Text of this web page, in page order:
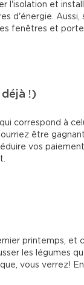
l'isolation et
d'énergie.
fenêtres et
!)
correspond à
être
vos
printemps, et
les légumes
vous verrez! En